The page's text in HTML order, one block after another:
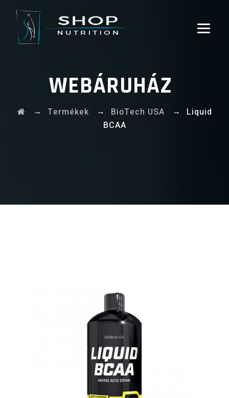
WEBÁRUHÁZ
→ Termékek → BioTech USA →
Liquid
BCAA